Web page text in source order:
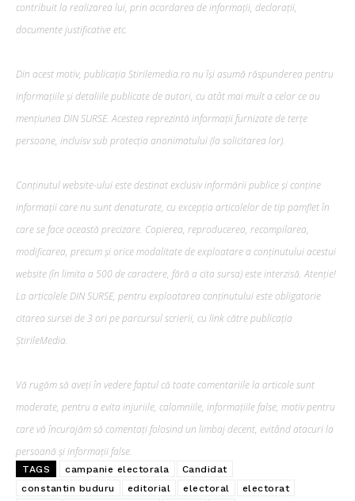
contribuit la realizarea lui, prin acordarea de informații, declarații,
documente justificative etc.
Din acest motiv, publicația Stirilemedia.ro nu își asumă răspunderea pentru
informațiile și detaliile publicate de autori, cu atât mai mult a celor ce au
mențiunea DIN SURSE. Acestea reprezintă informații furnizate de terțe
persoane, incluisv sub protecția anonimatului (la solicitarea lor).
Conținutul website-ului este destinat exclusiv informării publice și conține
informații care nu sunt denaturate, cu excepția articolelor de tip pamflet în
care se face această precizare. Copierea, reproducerea, recompilarea,
modificarea, precum şi orice modalitate de exploatare a conținutului acestui
website (în limita a 500 de caractere, fără a cita sursa) este interzisă. Atenție!
La articolele DIN SURSE, pentru exploatarea conținutului este obligatorie
citarea sursei de 3 ori pe parcursul scrierii, cu link către publicația
ȘtirileMedia.
Vă rugăm să aveți în vedere faptul că toate comentariile la articole sunt
moderate, pentru a evita injuriile, calomniile, informațiile false, motiv pentru
care vă încurajăm să comentați folosind un limbaj decent, evitând atacuri la
persoană și informații false.
TAGS campanie electorala
Candidat
constantin buduru
editorial electoral
electorat